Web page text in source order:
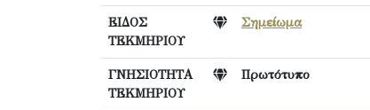
ΕΙΔΟΣ
ΤΕΚΜΗΡΙΟΥ
Σημείωμα
ΓΝΗΣΙΟΤΗΤΑ
ΤΕΚΜΗΡΙΟΥ
Πρωτότυπο